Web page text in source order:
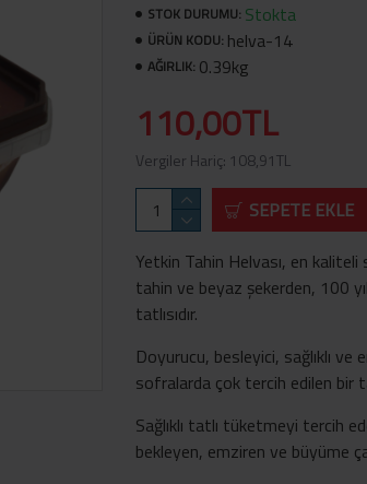
STOK DURUMU: Stokta
ÜRÜN KODU: helva-14
AĞIRLIK: 0.39kg
110,00TL
Vergiler Hariç: 108,91TL
SEPETE EKLE
Yetkin Tahin Helvası, en kaliteli
tahin ve beyaz şekerden, 100
tatlısıdır.
Doyurucu, besleyici, sağlıklı ve
sofralarda çok tercih edilen bir
Sağlıklı tatlı tüketmeyi tercih
bekleyen, emziren ve büyüme